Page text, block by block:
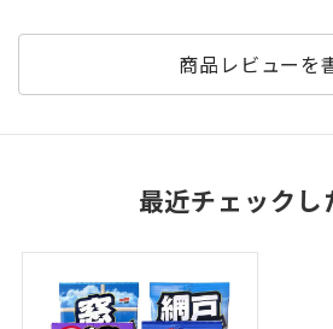
商品レビューを
最近チェックし